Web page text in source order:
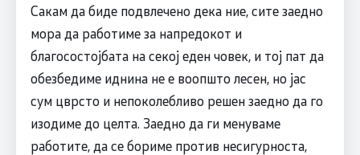
Сакам да биде подвлечено дека ние, сите заедно
мора да работиме за напредокот и
благосостојбата на секој еден човек, и тој пат да
обезбедиме иднина не е воопшто лесен, но јас
сум цврсто и непоколебливо решен заедно да го
изодиме до целта. Заедно да ги менуваме
работите, да се бориме против несигурноста,